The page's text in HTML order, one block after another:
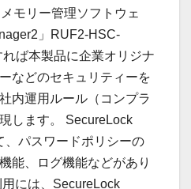
モリー管理ソフトウェ
」RUF2-HSC-
ば本製品に企業オリジナ
などのセキュリティーを
内運用ルール（コンプラ
します。 SecureLock
、パスワードポリシーの
能、ログ機能などがあり
には、SecureLock